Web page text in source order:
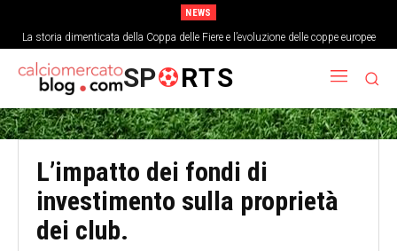
NEWS
La storia dimenticata della Coppa delle Fiere e l’evoluzione delle coppe europee
L’analisi economica del costo di un singolo punto nei top campionati europei
SP RTS
L’impatto dei fondi di
investimento sulla proprietà
dei club.